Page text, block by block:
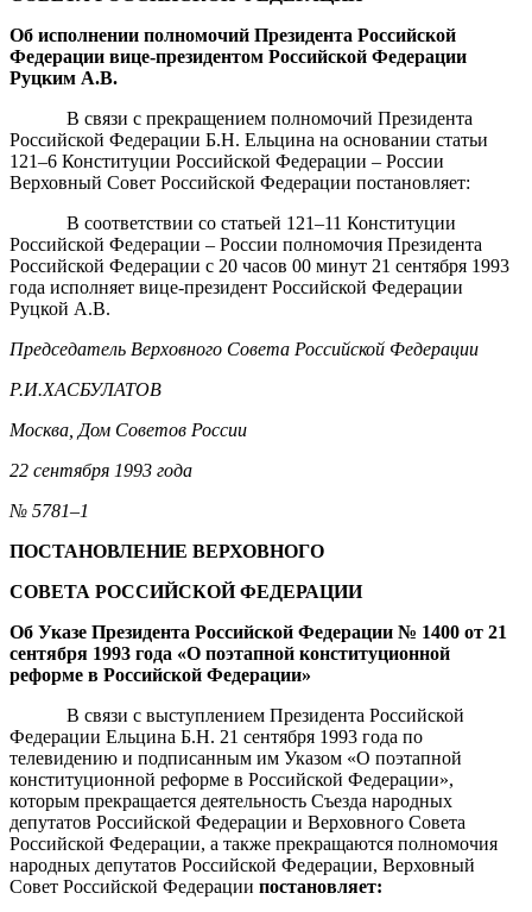
Об исполнении полномочий Президента Российской
Федерации вице-президентом Российской Федерации
Руцким А.В.
В связи с прекращением полномочий Президента
Российской Федерации Б.Н. Ельцина на основании статьи
121–6 Конституции Российской Федерации – России
Верховный Совет Российской Федерации постановляет:
В соответствии со статьей 121–11 Конституции
Российской Федерации – России полномочия Президента
Российской Федерации с 20 часов 00 минут 21 сентября 1993
года исполняет вице-президент Российской Федерации
Руцкой А.В.
Председатель Верховного Совета Российской Федерации
Р.И.ХАСБУЛАТОВ
Москва, Дом Советов России
22 сентября 1993 года
№ 5781–1
ПОСТАНОВЛЕНИЕ ВЕРХОВНОГО
СОВЕТА РОССИЙСКОЙ ФЕДЕРАЦИИ
Об Указе Президента Российской Федерации № 1400 от 21
сентября 1993 года «О поэтапной конституционной
реформе в Российской Федерации»
В связи с выступлением Президента Российской
Федерации Ельцина Б.Н. 21 сентября 1993 года по
телевидению и подписанным им Указом «О поэтапной
конституционной реформе в Российской Федерации»,
которым прекращается деятельность Съезда народных
депутатов Российской Федерации и Верховного Совета
Российской Федерации, а также прекращаются полномочия
народных депутатов Российской Федерации, Верховный
Совет Российской Федерации постановляет: